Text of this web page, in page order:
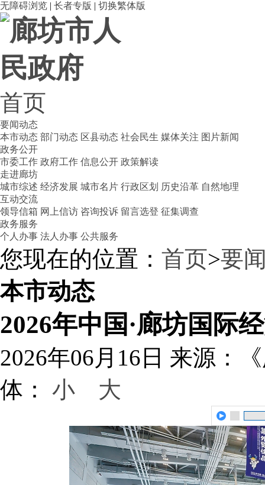
无障碍浏览 | 长者专版 | 切换繁体版
首页
要闻动态
本市动态 部门动态 区县动态 社会民生 媒体关注 图片新闻
政务公开
市委工作 政府工作 信息公开 政策解读
走进廊坊
城市综述 经济发展 城市名片 行政区划 历史沿革 自然地理
互动交流
领导信箱 网上信访 咨询投诉 留言选登 征集调查
政务服务
个人办事 法人办事 公共服务
您现在的位置： 首页>要
本市动态
2026年中国·廊坊国际
2026年06月16日 来源：
体： 小 大